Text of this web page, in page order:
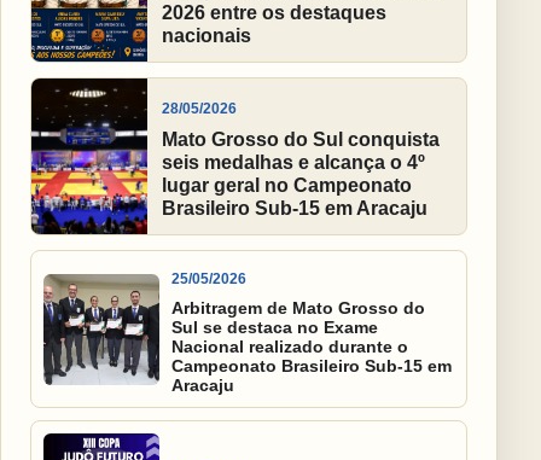
2026 entre os destaques
nacionais
28/05/2026
Mato Grosso do Sul conquista
seis medalhas e alcança o 4º
lugar geral no Campeonato
Brasileiro Sub-15 em Aracaju
25/05/2026
Arbitragem de Mato Grosso do
Sul se destaca no Exame
Nacional realizado durante o
Campeonato Brasileiro Sub-15 em
Aracaju